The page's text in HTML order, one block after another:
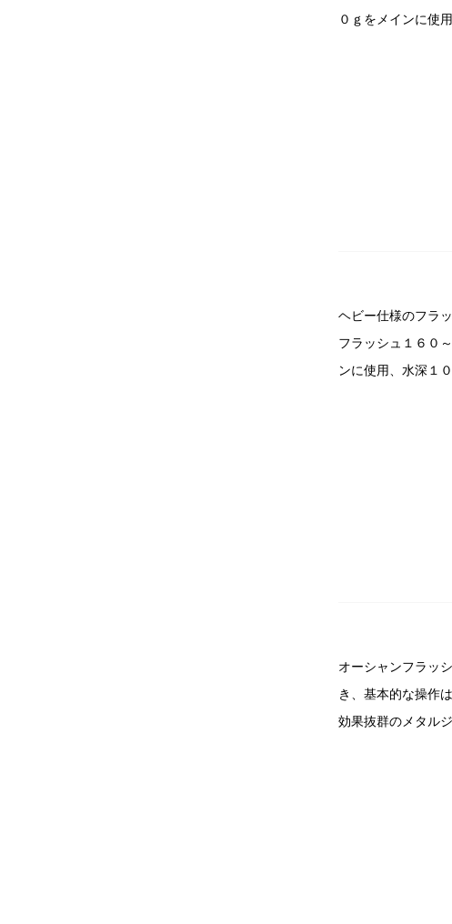
０ｇをメインに使
ヘビー仕様のフラ
フラッシュ１６０
ンに使用、水深１
オーシャンフラッ
き、基本的な操作
効果抜群のメタル